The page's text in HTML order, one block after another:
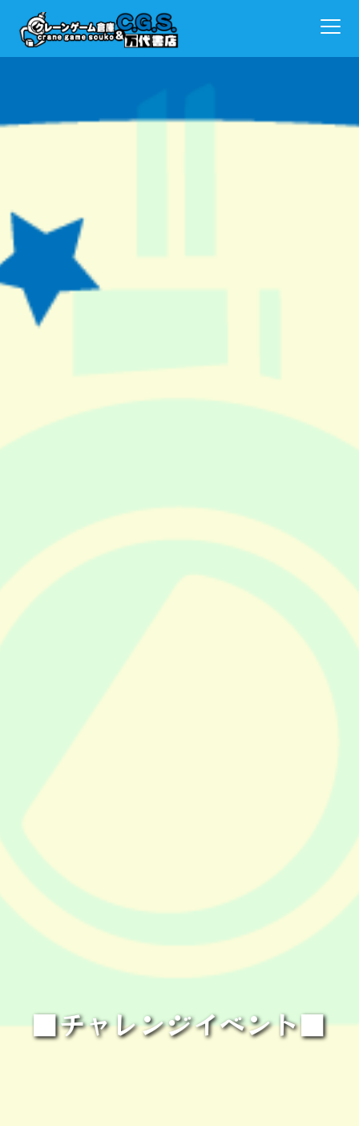
■チャレンジイベント■